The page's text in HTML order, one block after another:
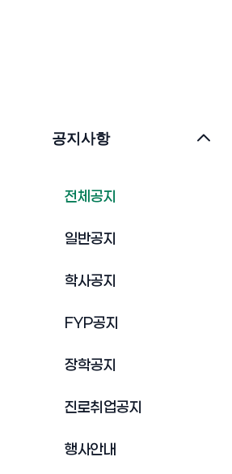
공지사항
전체공지
일반공지
학사공지
FYP공지
장학공지
진로취업공지
행사안내